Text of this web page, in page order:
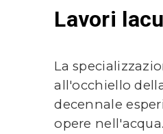
Lavori
La
all'occhiello
decennale
opere nell'acqua.